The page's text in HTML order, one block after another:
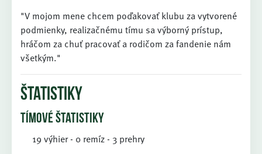
"V mojom mene chcem poďakovať klubu za vytvorené
podmienky, realizačnému tímu sa výborný prístup,
hráčom za chuť pracovať a rodičom za fandenie nám
všetkým."
štatistiky
tímové štatistiky
19 výhier - 0 remíz - 3 prehry